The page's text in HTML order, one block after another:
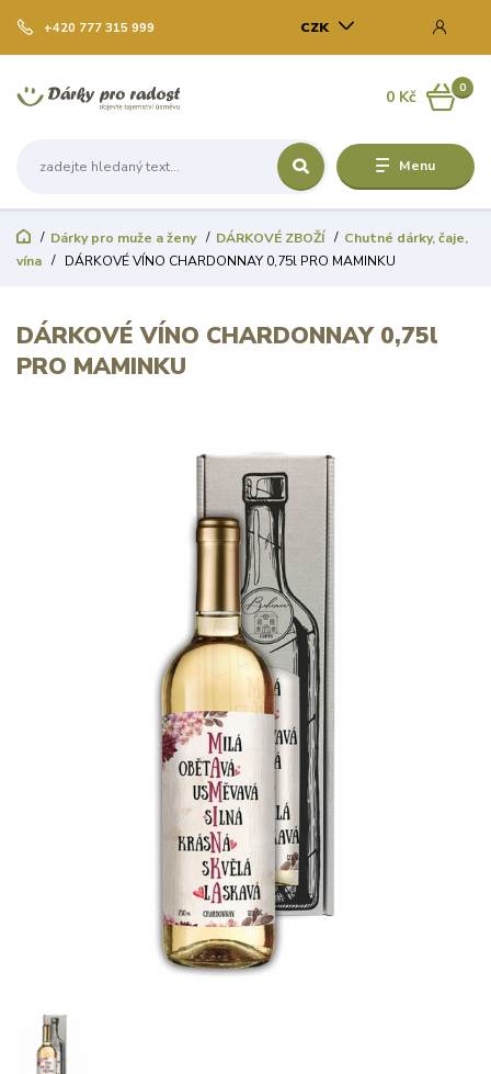
Menu
CZK
+420 777 315 999
0
0 Kč
Dárky pro muže a ženy DÁRKOVÉ ZBOŽÍ
Chutné dárky, čaje,
vína
DÁRKOVÉ VÍNO CHARDONNAY 0,75l PRO MAMINKU
DÁRKOVÉ VÍNO CHARDONNAY 0,75l
PRO MAMINKU